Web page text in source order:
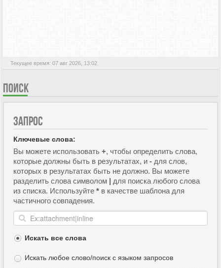
Текущее время: 07 авг 2026, 13:02
ПОИСК
ЗАПРОС
Ключевые слова:
Вы можете использовать +, чтобы определить слова,
которые должны быть в результатах, и - для слов,
которых в результатах быть не должно. Вы можете
разделить слова символом | для поиска любого слова
из списка. Используйте * в качестве шаблона для
частичного совпадения.
Искать все слова
Искать любое слово/поиск с языком запросов